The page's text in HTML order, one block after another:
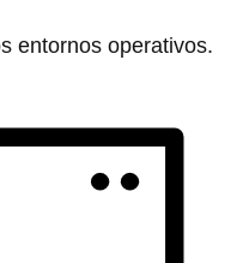
entornos operativos.